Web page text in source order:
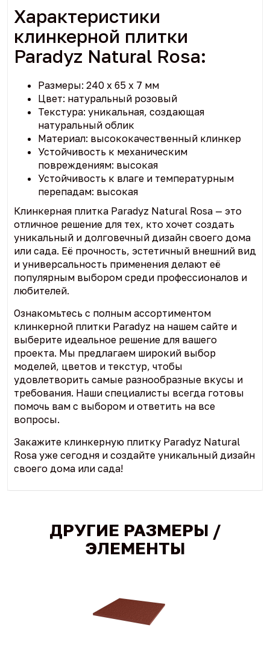
Характеристики
клинкерной плитки
Paradyz Natural Rosa:
Размеры: 240 x 65 x 7 мм
Цвет: натуральный розовый
Текстура: уникальная, создающая
натуральный облик
Материал: высококачественный клинкер
Устойчивость к механическим
повреждениям: высокая
Устойчивость к влаге и температурным
перепадам: высокая
Клинкерная плитка Paradyz Natural Rosa — это
отличное решение для тех, кто хочет создать
уникальный и долговечный дизайн своего дома
или сада. Её прочность, эстетичный внешний вид
и универсальность применения делают её
популярным выбором среди профессионалов и
любителей.
Ознакомьтесь с полным ассортиментом
клинкерной плитки Paradyz на нашем сайте и
выберите идеальное решение для вашего
проекта. Мы предлагаем широкий выбор
моделей, цветов и текстур, чтобы
удовлетворить самые разнообразные вкусы и
требования. Наши специалисты всегда готовы
помочь вам с выбором и ответить на все
вопросы.
Закажите клинкерную плитку Paradyz Natural
Rosa уже сегодня и создайте уникальный дизайн
своего дома или сада!
ДРУГИЕ РАЗМЕРЫ /
ЭЛЕМЕНТЫ